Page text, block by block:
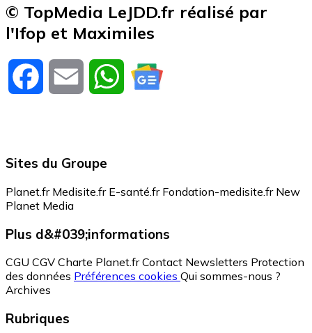
© TopMedia LeJDD.fr réalisé par
l'Ifop et Maximiles
Facebook Email WhatsApp
Sites du Groupe
Planet.fr Medisite.fr E-santé.fr Fondation-medisite.fr New
Planet Media
Plus d&#039;informations
CGU CGV Charte Planet.fr Contact Newsletters Protection
des données Préférences cookies Qui sommes-nous ?
Archives
Rubriques